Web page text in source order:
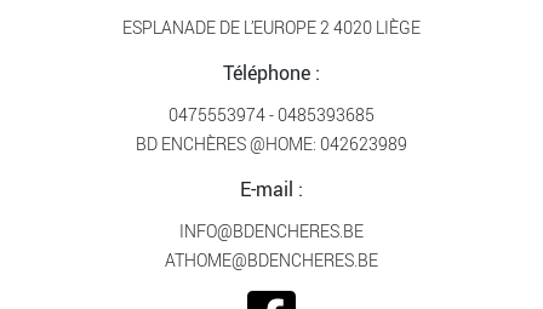
ESPLANADE DE L’EUROPE 2 4020 LIÈGE
Téléphone :
0475553974- 0485393685
BD ENCHÈRES @HOME: 042623989
E-mail :
INFO@BDENCHERES.BE
ATHOME@BDENCHERES.BE